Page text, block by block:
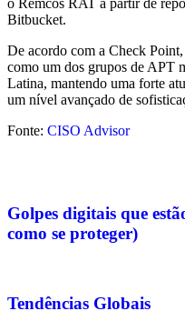
o Remcos RAT a partir de
Bitbucket.
De acordo com a Check
como um dos grupos de APT
Latina, mantendo uma forte
um nível avançado de
Fonte: CISO Advisor
Golpes digitais que
como se proteger)
Tendências Globais